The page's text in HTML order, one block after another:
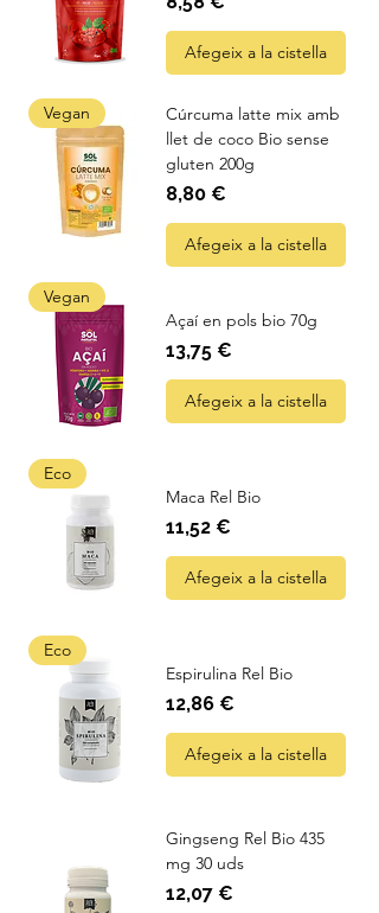
Afegeix a la cistella
Vegan
Cúrcuma latte mix amb
llet de coco Bio sense
gluten 200g
Preu
8,80 €
Afegeix a la cistella
Vegan
Açaí en pols bio 70g
Preu
13,75 €
Afegeix a la cistella
Eco
Maca Rel Bio
Preu
11,52 €
Afegeix a la cistella
Eco
Espirulina Rel Bio
Preu
12,86 €
Afegeix a la cistella
Gingseng Rel Bio 435
mg 30 uds
Preu
12,07 €